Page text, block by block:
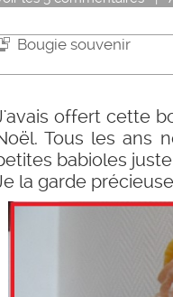
Bougie souvenir
offert cette
Tous les ans
babioles
la garde